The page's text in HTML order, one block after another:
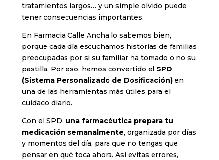
tratamientos largos… y un simple olvido puede
tener consecuencias importantes.
En Farmacia Calle Ancha lo sabemos bien,
porque cada día escuchamos historias de familias
preocupadas por si su familiar ha tomado o no su
pastilla. Por eso, hemos convertido el SPD
(Sistema Personalizado de Dosificación)en
una de las herramientas más útiles para el
cuidado diario.
Con el SPD, una farmacéutica prepara tu
medicación semanalmente, organizada por días
y momentos del día, para que no tengas que
pensar en qué toca ahora. Así evitas errores,